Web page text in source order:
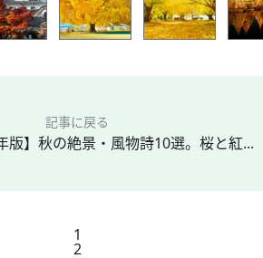
記事に戻る
版】秋の絶景・風物詩10選。桜と紅...
1
2